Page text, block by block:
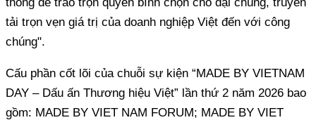
tải trọn vẹn giá trị của doanh nghiệp Việt đến với công
chúng".
Cấu phần cốt lõi của chuỗi sự kiện “MADE BY VIETNAM
DAY – Dấu ấn Thương hiệu Việt” lần thứ 2 năm 2026 bao
gồm: MADE BY VIET NAM FORUM; MADE BY VIET